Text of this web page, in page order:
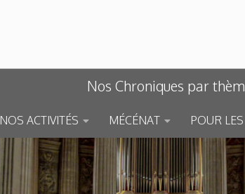
Nos Chroniques par
NOS ACTIVITÉS MÉCÉNAT POUR